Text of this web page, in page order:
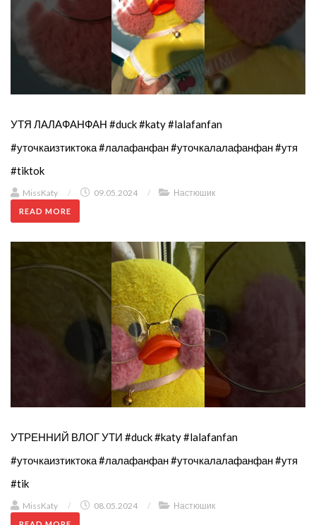
УТЯ ЛАЛАФАНФАН #duck #katy #lalafanfan
#уточкаизтиктока #лалафанфан #уточкалалафанфан #утя
#tiktok
MissKaty / 09.05.2024 / Настюшик
READ MORE
УТРЕННИЙ ВЛОГ УТИ #duck #katy #lalafanfan
#уточкаизтиктока #лалафанфан #уточкалалафанфан #утя
#tik
MissKaty / 08.05.2024 / Настюшик